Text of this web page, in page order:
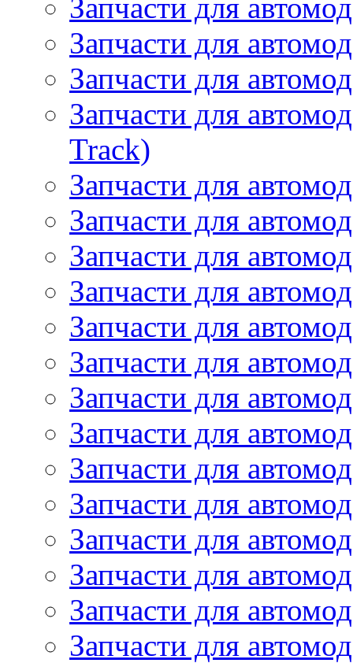
Запчасти для
Запчасти для
Запчасти для
Запчасти для
Track)
Запчасти для
Запчасти для
Запчасти для
Запчасти для
Запчасти для
Запчасти для
Запчасти для
Запчасти для
Запчасти для
Запчасти для
Запчасти для
Запчасти для
Запчасти для
Запчасти для